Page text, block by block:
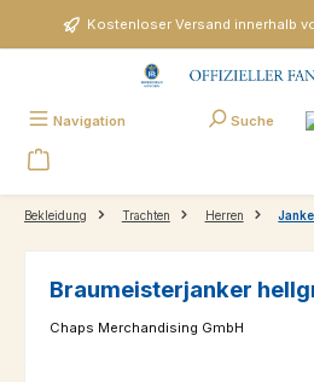
Zum Hauptinhalt springenKostenloser Versand innerhalb
Navigation Suche
Bekleidung Trachten Herren
Braumeisterjanker
Chaps Merchandising GmbH